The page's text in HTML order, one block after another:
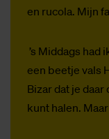
en rucola. Mijn
’s Middags
een beetje vals
Bizar dat je
kunt halen.